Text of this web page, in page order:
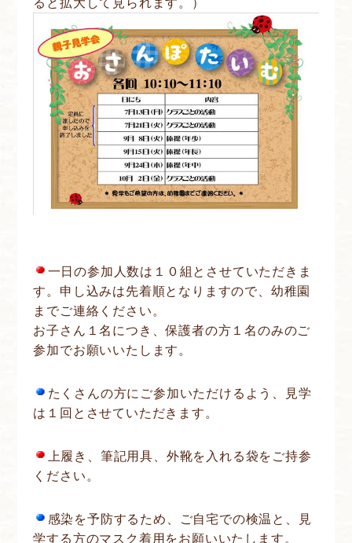
ると拡大して見られます。）
一日の参加人数は１０組とさせていただきま
す。申し込みは先着順となりますので、幼稚園
までご連絡ください。
お子さん１名につき、保護者の方１名のみのご
参加でお願いいたします。
たくさんの方にご参加いただけるよう、見学
は１回とさせていただきます。
上履き、筆記用具、外靴を入れる袋をご持参
ください。
感染を予防するため、ご自宅での検温と、見
学する方のマスク着用をお願いいたします。